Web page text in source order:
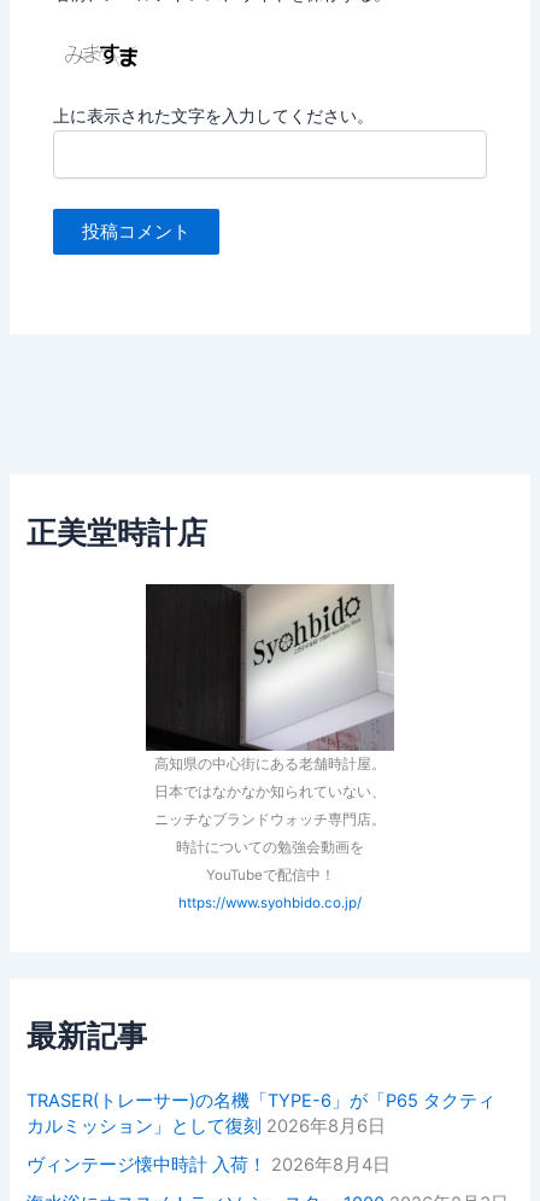
上に表示された文字を入力してください。
正美堂時計店
高知県の中心街にある老舗時計屋。
日本ではなかなか知られていない、
ニッチなブランドウォッチ専門店。
時計についての勉強会動画を
YouTubeで配信中！
https://www.syohbido.co.jp/
最新記事
TRASER(トレーサー)の名機「TYPE-6」が「P65 タクティ
カルミッション」として復刻 2026年8月6日
ヴィンテージ懐中時計 入荷！
2026年8月4日